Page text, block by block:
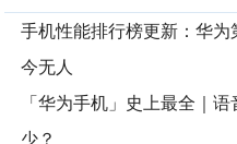
手机性能排行榜更新：华
今无人
「华为手机」史上最全｜
少？